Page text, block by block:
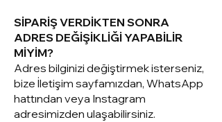
SİPARİŞ VERDİKTEN SONRA
ADRES DEĞİŞİKLİĞİ YAPABİLİR
MİYİM?
Adres bilginizi değiştirmek isterseniz,
bize İletişim sayfamızdan, WhatsApp
hattından veya Instagram
adresimizden ulaşabilirsiniz.